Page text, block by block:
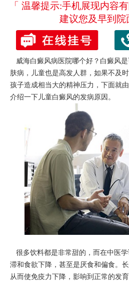
「 温馨提示:手机展现内容
建议您及早到院
威海白癜风病医院哪个好？白癜风
肤病，儿童也是高发人群，如果不及
孩子造成相当大的精神压力，下面就
介绍一下儿童白癜风的发病原因。
很多饮料都是非常甜的，而在中医
滞和食欲下降，甚至是厌食和偏食。
从而使免疫力下降，影响到正常的发